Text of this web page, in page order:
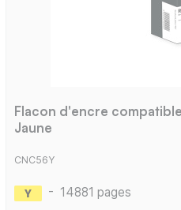
Flacon d'encre
Jaune
CNC56Y
- 14881 pages